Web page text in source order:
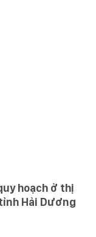
hoạch ở thị
Hải Dương